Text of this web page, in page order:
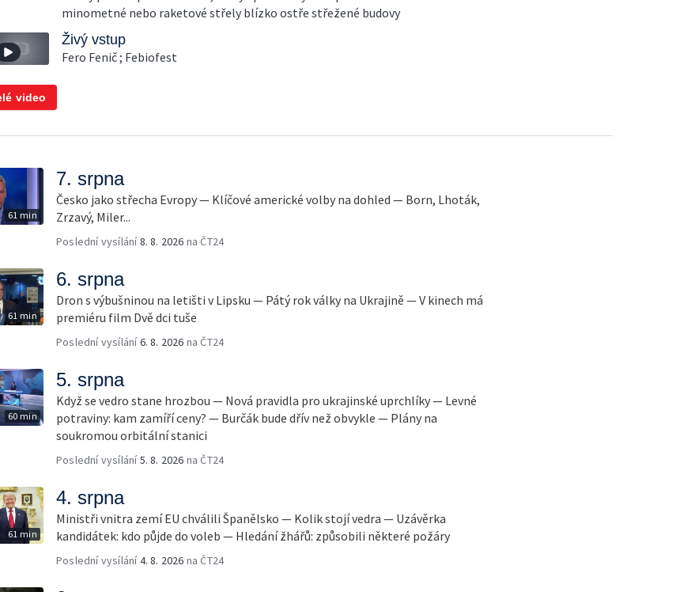
minometné nebo raketové střely blízko ostře střežené budovy
Živý vstup
Fero Fenič ; Febiofest
video
61 min
7. srpna
Česko jako střecha Evropy — Klíčové americké volby na dohled — Born, Lhoták,
Zrzavý, Miler...
Poslední vysílání8. 8. 2026 na ČT24
61 min
6. srpna
Dron s výbušninou na letišti v Lipsku — Pátý rok války na Ukrajině — V kinech má
premiéru film Dvě dci tuše
Poslední vysílání6. 8. 2026 na ČT24
60 min
5. srpna
Když se vedro stane hrozbou — Nová pravidla pro ukrajinské uprchlíky — Levné
potraviny: kam zamíří ceny? — Burčák bude dřív než obvykle — Plány na
soukromou orbitální stanici
Poslední vysílání5. 8. 2026 na ČT24
61 min
4. srpna
Ministři vnitra zemí EU chválili Španělsko — Kolik stojí vedra — Uzávěrka
kandidátek: kdo půjde do voleb — Hledání žhářů: způsobili některé požáry
Poslední vysílání4. 8. 2026 na ČT24